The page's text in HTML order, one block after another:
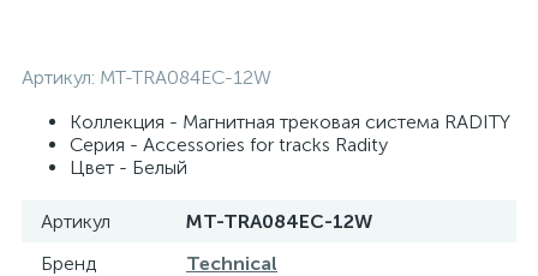
Артикул: MT-TRA084EC-12W
Коллекция - Магнитная трековая система RADITY
Серия - Accessories for tracks Radity
Цвет - Белый
Артикул
MT-TRA084EC-12W
Бренд
Technical